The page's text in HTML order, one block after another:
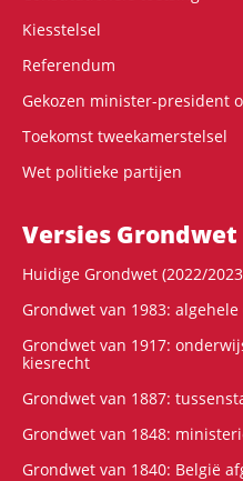
Kiesstelsel
Referendum
Gekozen minister-president
Toekomst tweekamerstelsel
Wet politieke partijen
Versies Grondwet
Huidige Grondwet (2022/
Grondwet van 1983:
Grondwet van 1917:
kiesrecht
Grondwet van 1887:
Grondwet van 1848:
Grondwet van 1840: België